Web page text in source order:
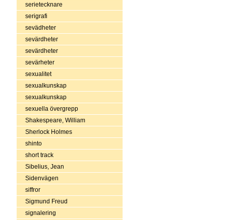
serietecknare
serigrafi
sevädheter
sevärdheter
sevärdheter
sevärheter
sexualitet
sexualkunskap
sexualkunskap
sexuella övergrepp
Shakespeare, William
Sherlock Holmes
shinto
short track
Sibelius, Jean
Sidenvägen
siffror
Sigmund Freud
signalering